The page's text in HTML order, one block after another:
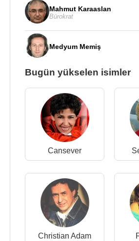
Mahmut Karaaslan
Bürokrat
Medyum Memiş
Bugün yükselen isimler
Cansever
Christian Adam